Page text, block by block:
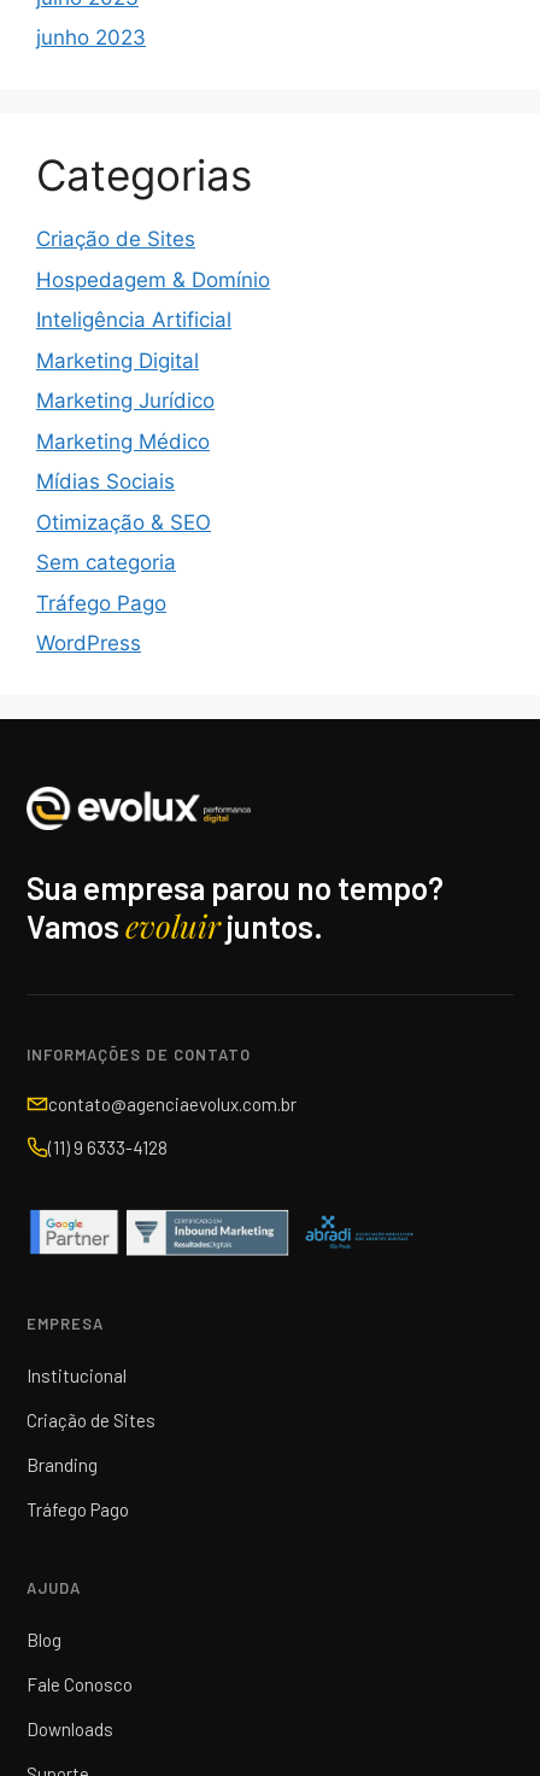
junho 2023
Categorias
Criação de Sites
Hospedagem & Domínio
Inteligência Artificial
Marketing Digital
Marketing Jurídico
Marketing Médico
Mídias Sociais
Otimização & SEO
Sem categoria
Tráfego Pago
WordPress
Sua empresa parou no tempo?
Vamosevoluirjuntos.
INFORMAÇÕES DE CONTATO
contato@agenciaevolux.com.br
(11) 9 6333-4128
EMPRESA
Institucional
Criação de Sites
Branding
Tráfego Pago
AJUDA
Blog
Fale Conosco
Downloads